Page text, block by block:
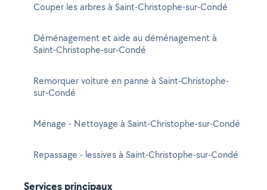
Couper les arbres à Saint-Christophe-sur-Condé
Déménagement et aide au déménagement à
Saint-Christophe-sur-Condé
Remorquer voiture en panne à Saint-Christophe-
sur-Condé
Ménage - Nettoyage à Saint-Christophe-sur-Condé
Repassage - lessives à Saint-Christophe-sur-Condé
Services principaux